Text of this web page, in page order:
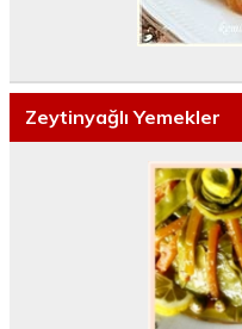
Zeytinyağlı Yemekler